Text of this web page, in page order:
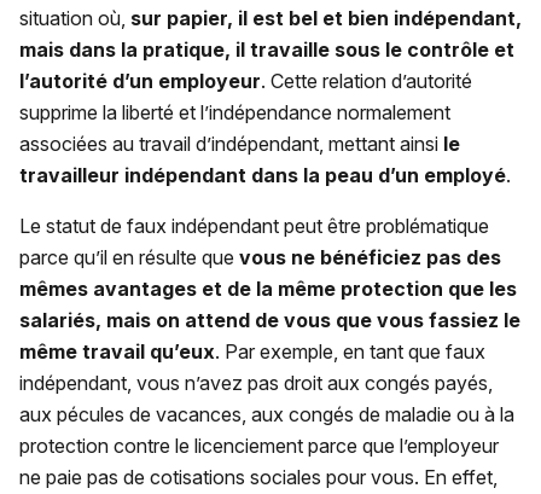
situation où, sur papier, il est bel et bien indépendant,
mais dans la pratique, il travaille sous le contrôle et
l’autorité d’un employeur. Cette relation d’autorité
supprime la liberté et l’indépendance normalement
associées au travail d’indépendant, mettant ainsi le
travailleur indépendant dans la peau d’un employé.
Le statut de faux indépendant peut être problématique
parce qu’il en résulte que vous ne bénéficiez pas des
mêmes avantages et de la même protection que les
salariés, mais on attend de vous que vous fassiez le
même travail qu’eux. Par exemple, en tant que faux
indépendant, vous n’avez pas droit aux congés payés,
aux pécules de vacances, aux congés de maladie ou à la
protection contre le licenciement parce que l’employeur
ne paie pas de cotisations sociales pour vous. En effet,